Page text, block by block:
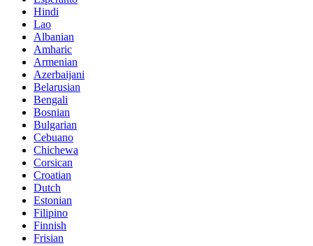
Hindi
Lao
Albanian
Amharic
Armenian
Azerbaijani
Belarusian
Bengali
Bosnian
Bulgarian
Cebuano
Chichewa
Corsican
Croatian
Dutch
Estonian
Filipino
Finnish
Frisian